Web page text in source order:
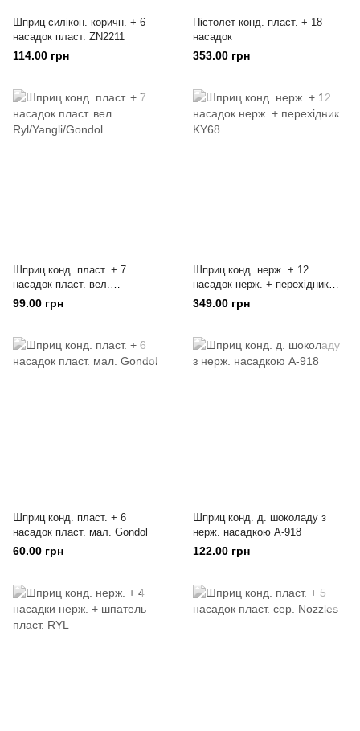
Шприц силікон. коричн. + 6
насадок пласт. ZN2211
114.00 грн
Пістолет конд. пласт. + 18
насадок
353.00 грн
Шприц конд. пласт. + 7
насадок пласт. вел.
Ryl/Yangli/Gondol
99.00 грн
Шприц конд. нерж. + 12
насадок нерж. + перехідник
KY68
349.00 грн
Шприц конд. пласт. + 6
насадок пласт. мал. Gondol
60.00 грн
Шприц конд. д. шоколаду з
нерж. насадкою А-918
122.00 грн